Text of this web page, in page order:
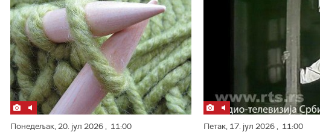
Понедељак,20. јул 2026, 11:00 Петак, 17. јул 2026, 11:00